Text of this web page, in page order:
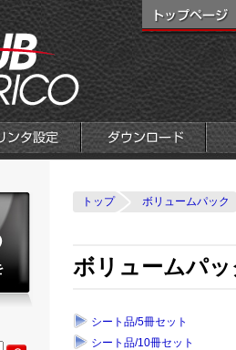
トップ ボリュームパック
ボリュームパ
シート品/5冊セット
シート品/10冊セット